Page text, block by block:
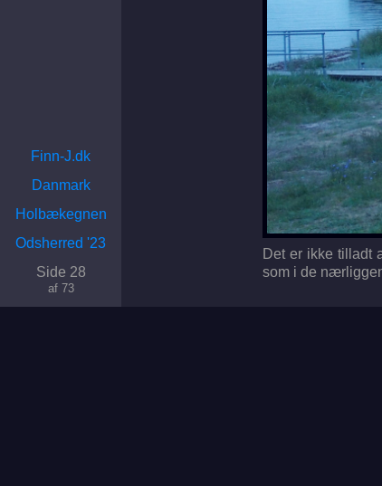
Finn-J.dk
Danmark
Holbækegnen
Odsherred '23
Side 28
af 73
Det er ikke tilladt
som i de